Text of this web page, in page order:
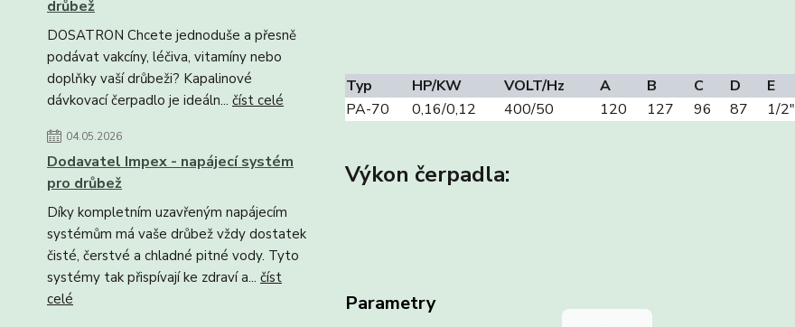
drůbež
DOSATRON Chcete jednoduše a přesně
podávat vakcíny, léčiva, vitamíny nebo
doplňky vaší drůbeži? Kapalinové
dávkovací čerpadlo je ideáln... číst celé
04.05.2026
Dodavatel Impex - napájecí systém
pro drůbež
Díky kompletním uzavřeným napájecím
systémům má vaše drůbež vždy dostatek
čisté, čerstvé a chladné pitné vody. Tyto
systémy tak přispívají ke zdraví a... číst
celé
Typ HP/KW VOLT/Hz A B C D
E
PA-70
0,16/0,12 400/50 120 127 96 87 1/2″
Výkon čerpadla:
Parametry